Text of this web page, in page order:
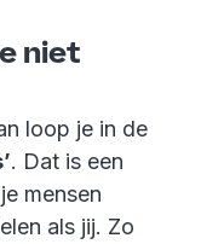
niet
loop je in de
. Dat is een
mensen
als jij. Zo